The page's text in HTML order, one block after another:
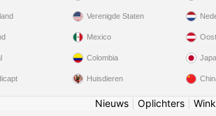
Verenigde Staten
Mexico
Colombia
Huisdieren
Nieuws| Oplichters|